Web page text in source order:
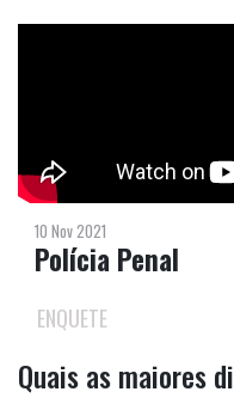
10 Nov 2021
Polícia Penal
ENQUETE
Quais as maiores